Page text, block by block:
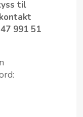
til
991 51